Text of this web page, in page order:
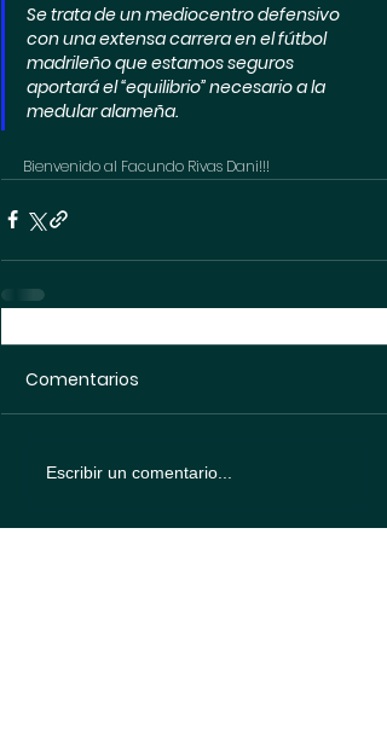
Se trata de un mediocentro defensivo
con una extensa carrera en el fútbol
madrileño que estamos seguros
aportará el “equilibrio” necesario a la
medular alameña.
Bienvenido al Facundo Rivas Dani!!!
Comentarios
Escribir un comentario...